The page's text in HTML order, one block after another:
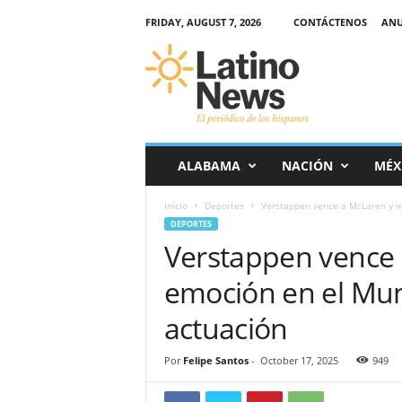
FRIDAY, AUGUST 7, 2026 CONTÁCTENOS
ó
ALABAMA NACIÓN
Inicio Deportes Verstappen vence a McLaren y
DEPORTES
Verstappen
emoción en el
actuación
Por Felipe Santos- October 17, 2025 949